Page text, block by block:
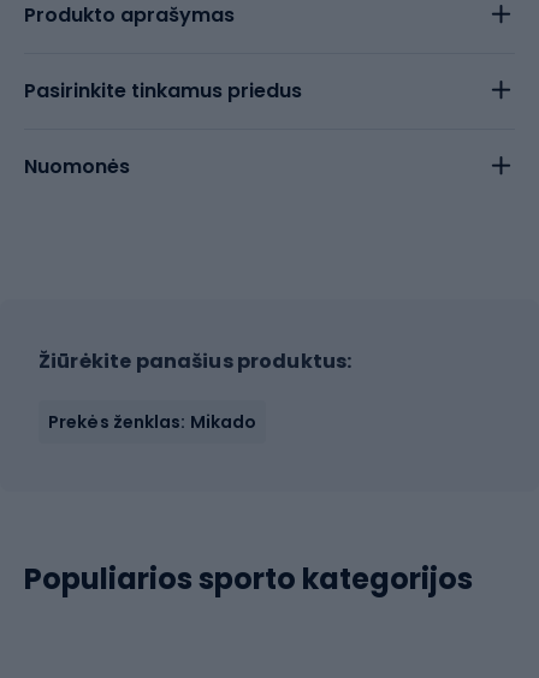
Produkto aprašymas
Pasirinkite tinkamus priedus
Nuomonės
Žiūrėkite panašius produktus:
Prekės ženklas: Mikado
Populiarios sporto kategorijos